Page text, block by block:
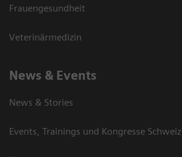
Frauengesundheit
Veterinärmedizin
News & Events
News & Stories
Events, Trainings und Kongresse Schweiz